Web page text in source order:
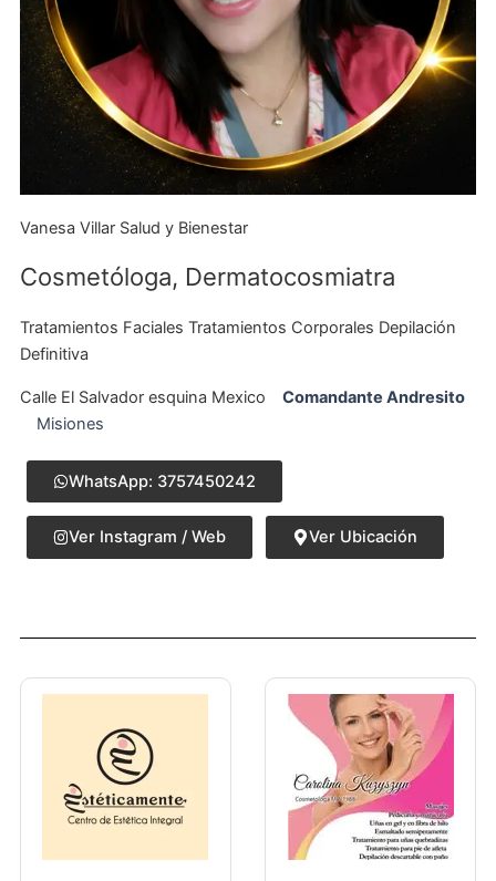
Vanesa Villar Salud y Bienestar
Cosmetóloga, Dermatocosmiatra
Tratamientos Faciales Tratamientos Corporales Depilación
Definitiva
Calle El Salvador esquina Mexico
Comandante Andresito
Misiones
WhatsApp: 3757450242
Ver Instagram / Web Ver Ubicación